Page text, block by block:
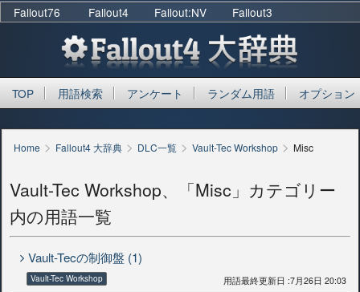
Fallout76 Fallout4 Fallout:NV Fallout3
TOP 用語検索 アンケート ランダム用語 オプション
Home > Fallout4 大辞典 > DLC一覧 > Vault-Tec Workshop > Misc
Vault-Tec Workshop、「Misc」カテゴリー
内の用語一覧
Vault-Tecの制御盤 (1)
Vault-Tec Workshop 用語最終更新日 :7月26日 20:03